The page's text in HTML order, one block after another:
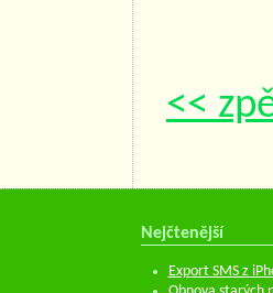
<<
Nejčtenější
Export SMS z